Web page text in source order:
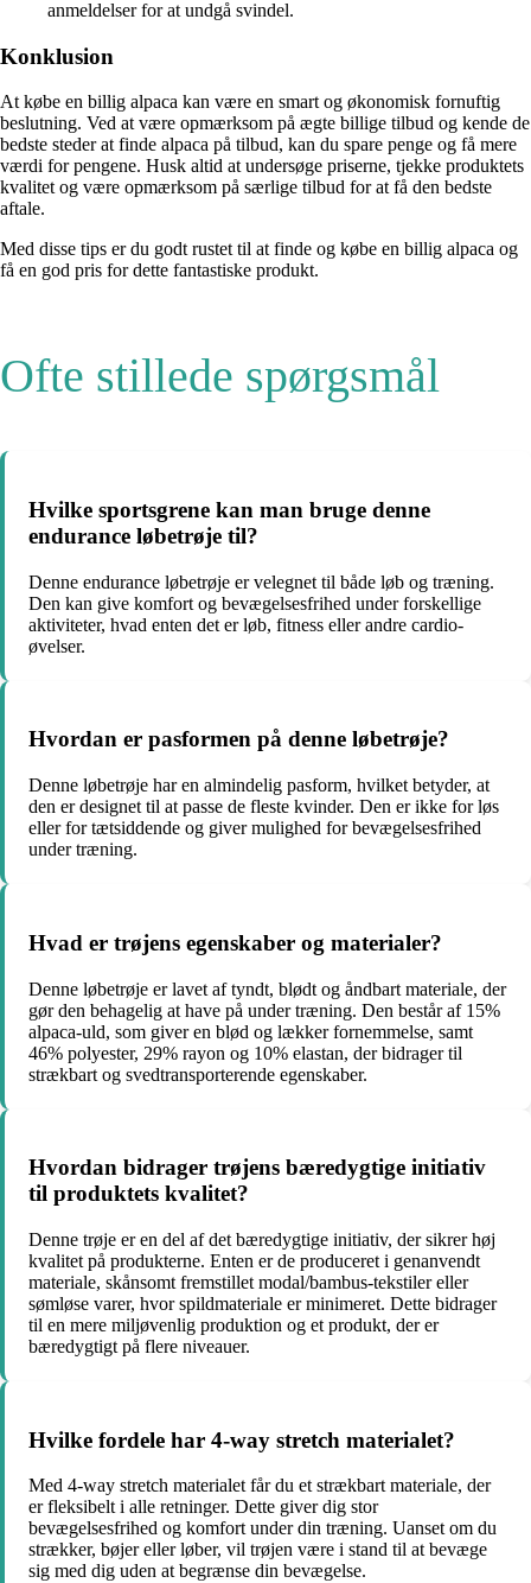
anmeldelser for at undgå svindel.
Konklusion
At købe en billig alpaca kan være en smart og økonomisk fornuftig
beslutning. Ved at være opmærksom på ægte billige tilbud og kende de
bedste steder at finde alpaca på tilbud, kan du spare penge og få mere
værdi for pengene. Husk altid at undersøge priserne, tjekke produktets
kvalitet og være opmærksom på særlige tilbud for at få den bedste
aftale.
Med disse tips er du godt rustet til at finde og købe en billig alpaca og
få en god pris for dette fantastiske produkt.
Ofte stillede spørgsmål
Hvilke sportsgrene kan man bruge denne
endurance løbetrøje til?
Denne endurance løbetrøje er velegnet til både løb og træning.
Den kan give komfort og bevægelsesfrihed under forskellige
aktiviteter, hvad enten det er løb, fitness eller andre cardio-
øvelser.
Hvordan er pasformen på denne løbetrøje?
Denne løbetrøje har en almindelig pasform, hvilket betyder, at
den er designet til at passe de fleste kvinder. Den er ikke for løs
eller for tætsiddende og giver mulighed for bevægelsesfrihed
under træning.
Hvad er trøjens egenskaber og materialer?
Denne løbetrøje er lavet af tyndt, blødt og åndbart materiale, der
gør den behagelig at have på under træning. Den består af 15%
alpaca-uld, som giver en blød og lækker fornemmelse, samt
46% polyester, 29% rayon og 10% elastan, der bidrager til
strækbart og svedtransporterende egenskaber.
Hvordan bidrager trøjens bæredygtige initiativ
til produktets kvalitet?
Denne trøje er en del af det bæredygtige initiativ, der sikrer høj
kvalitet på produkterne. Enten er de produceret i genanvendt
materiale, skånsomt fremstillet modal/bambus-tekstiler eller
sømløse varer, hvor spildmateriale er minimeret. Dette bidrager
til en mere miljøvenlig produktion og et produkt, der er
bæredygtigt på flere niveauer.
Hvilke fordele har 4-way stretch materialet?
Med 4-way stretch materialet får du et strækbart materiale, der
er fleksibelt i alle retninger. Dette giver dig stor
bevægelsesfrihed og komfort under din træning. Uanset om du
strækker, bøjer eller løber, vil trøjen være i stand til at bevæge
sig med dig uden at begrænse din bevægelse.